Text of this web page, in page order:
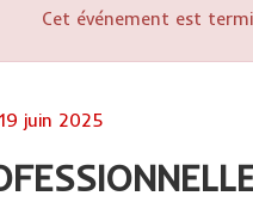
Cet événement est
juin 2025